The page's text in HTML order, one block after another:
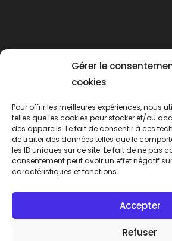
Gérer le
cookies
Pour offrir les meilleures expériences, nous
telles que les cookies pour stocker et/ou
des appareils. Le fait de consentir à ces
de traiter des données telles que le
les ID uniques sur ce site. Le fait de ne pas
consentement peut avoir un effet négatif
caractéristiques et fonctions.
Accepter
Refuser
Mentions légales
Politique de